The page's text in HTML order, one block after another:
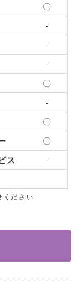
〇
-
-
-
〇
-
〇
〇
ス
-
ださい